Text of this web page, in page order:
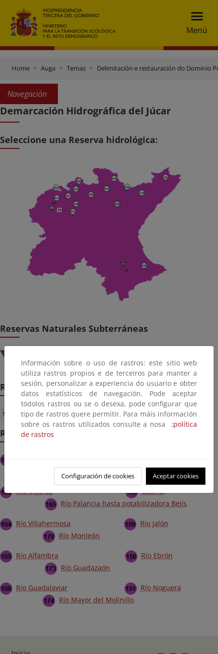
Menú
Home Auga Temas Delimitación e restauración do Dominio
Navegación
Demarcación Hidrográfica del Júcar
Seleccione una Reserva hidrológica:
Reservas Naturales Subterráneas
Nacimiento del río Huécar
Reservas Naturales Lacustres
Complejo lagunar de las Torcas de Cañada Hoyo
Reservas Naturales Fluviales
Cabecera del río Júcar
Río Mijares
Cabriel
Río Palancia hasta potabilizadora Bejís
Río Villahermosa
Río Jalón
Río Monleón
Río Alfambra
Río Ebrón
Río Guadazaón
Río Guadalaviar
Río Noguera
Río Mayor del Molinillo
Información sobre o uso de rastros: este sitio web
utiliza rastros propios e de terceiros para manter a
sesión, personalizar a experiencia do usuario e obter
datos estatísticos de navegación. Pode aceptar
tódolos rastros ou se o desexa, pode configurar que
tipo de rastros quere permitir. Para máis información
sobre os rastros utilizados consulte a nosa ;política
de rastros
Configuración de cookies Aceptar cookies